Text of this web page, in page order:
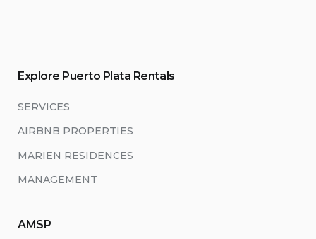
Explore Puerto Plata Rentals
SERVICES
AIRBNB PROPERTIES
MARIEN RESIDENCES
MANAGEMENT
AMSP